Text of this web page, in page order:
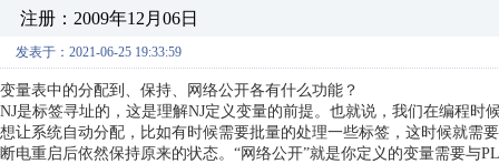
注册：2009年12月06日
发表于：2021-06-25 19:33:59
变量表中的分配到、保持、网络公开各有什么功能？
NJ是标签寻址的，这是理解NJ定义变量的前提。也就说，我们在编程
想让系统自动分配，比如有时候需要批量的处理一些标签，这时候就需
断电重启后依然保持原来的状态。“网络公开”就是你定义的变量需要与